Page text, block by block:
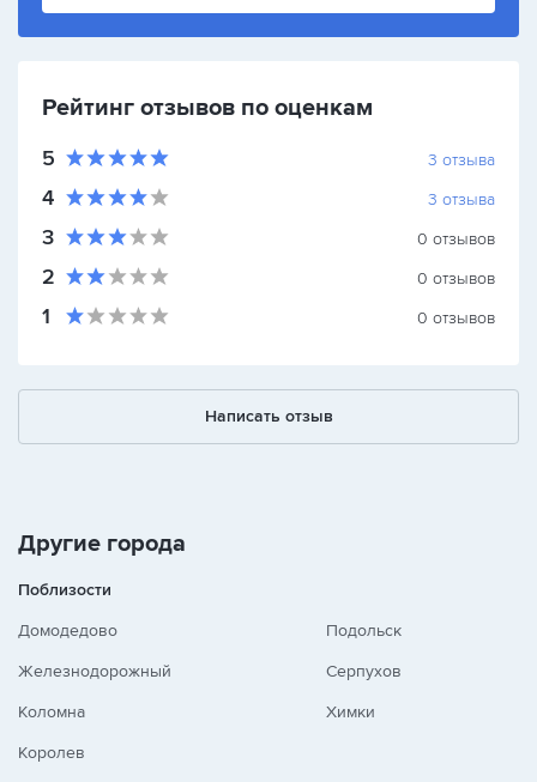
Рейтинг отзывов по оценкам
5 3 отзыва
4 3 отзыва
3 0 отзывов
2 0 отзывов
1 0 отзывов
Написать отзыв
Другие города
Поблизости
Домодедово
Железнодорожный
Коломна
Королев
Подольск
Серпухов
Химки